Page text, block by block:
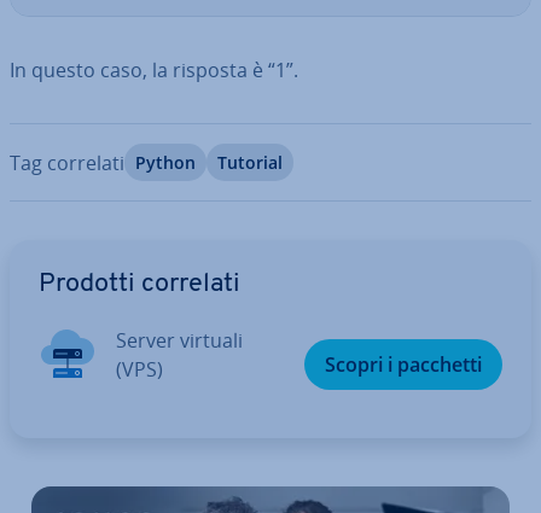
In questo caso, la risposta è “1”.
Tag correlati Python Tutorial
Prodotti correlati
Server virtuali
(VPS)
Scopri i pacchetti